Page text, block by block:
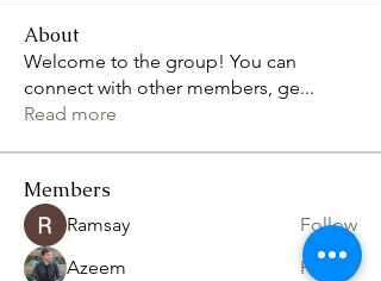
About
Welcome to the group! You can
connect with other members, ge...
Read more
Members
Ramsay
Follow
Azeem
Follow